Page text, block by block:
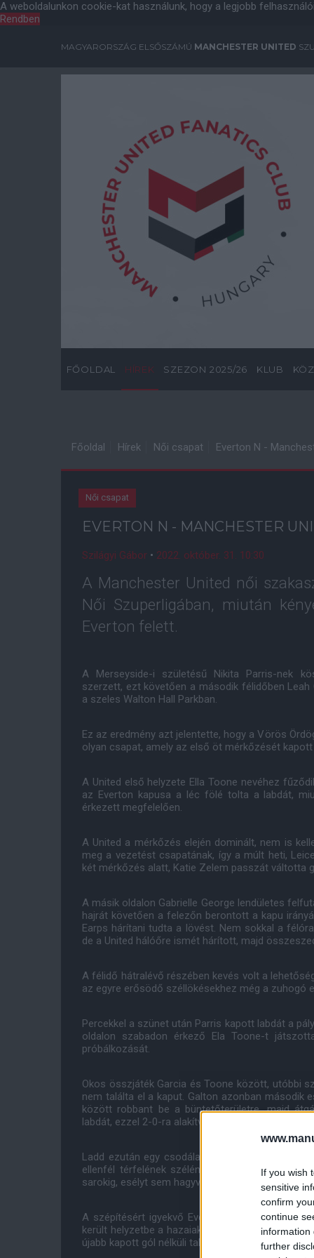
If you wish
sensitive
confirm
continue
information
further
A weboldalunkon cookie-kat használunk, hogy a legjobb
Rendben
MAGYARORSZÁG ELSŐSZÁMÚ MANCHESTER UNITED
FŐOLDAL HÍREK SZEZON 2025/26 KLUB
Főoldal Hírek Női csapat Everton N -
Női csapat
EVERTON N - MANCHESTER
Szilágyi Gábor • 2022. október. 31. 10:30
A Manchester United női
Női Szuperligában, miután
Everton felett.
A Merseyside-i születésű Nikita Parris-nek
szerzett, ezt követően a második félidőben
a szeles Walton Hall Parkban.
Ez az eredmény azt jelentette, hogy a Vörös
olyan csapat, amely az első öt mérkőzését
A United első helyzete Ella Toone nevéhez
az Everton kapusa a léc fölé tolta a labdát,
érkezett megfelelően.
A United a mérkőzés elején dominált, nem is
meg a vezetést csapatának, így a múlt heti,
két mérkőzés alatt, Katie Zelem passzát váltotta
A másik oldalon Gabrielle George lendületes
hajrát követően a felezőn berontott a kapu
Earps hárítani tudta a lövést. Nem sokkal a
de a United hálóőre ismét hárított, majd
A félidő hátralévő részében kevés volt a
az egyre erősödő széllökésekhez még a zuhogó
Percekkel a szünet után Parris kapott labdát a
oldalon szabadon érkező Ela Toone-t
próbálkozását.
Okos összjáték Garcia és Toone között, utóbbi
nem találta el a kaput. Galton azonban második
között robbant be a büntetőterületre, majd
labdát, ezzel 2-0-ra alakítva az eredményt.
Ladd ezután egy csodálatos találattal megadta
ellenfél térfelének szélén kapta meg, majd
sarokig, esélyt sem hagyva Brosnan hálóőrnek a
A szépítésért igyekvő Everton azért még
került helyzetbe a hazaiak oldalán, de a
újabb kapott gól nélküli találkozót tudva maga